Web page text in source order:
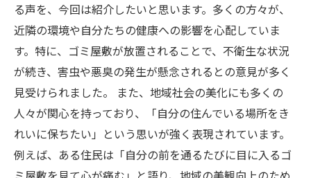
る声を、今回は紹介したいと思います。多くの方々が、
近隣の環境や自分たちの健康への影響を心配していま
す。特に、ゴミ屋敷が放置されることで、不衛生な状況
が続き、害虫や悪臭の発生が懸念されるとの意見が多く
見受けられました。 また、地域社会の美化にも多くの
人々が関心を持っており、「自分の住んでいる場所をき
れいに保ちたい」という思いが強く表現されています。
例えば、ある住民は「自分の前を通るたびに目に入るゴ